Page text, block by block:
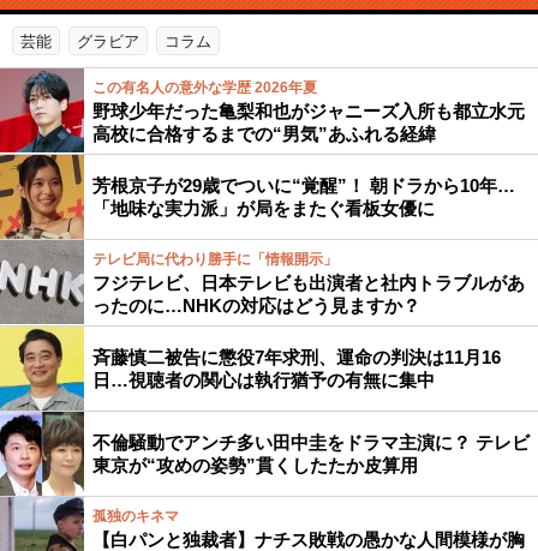
芸能 グラビア コラム
この有名人の意外な学歴 2026年夏
野球少年だった亀梨和也がジャニーズ入所も都立水元
高校に合格するまでの“男気”あふれる経緯
芳根京子が29歳でついに“覚醒”！ 朝ドラから10年…
「地味な実力派」が局をまたぐ看板女優に
テレビ局に代わり勝手に「情報開示」
フジテレビ、日本テレビも出演者と社内トラブルがあ
ったのに…NHKの対応はどう見ますか？
斉藤慎二被告に懲役7年求刑、運命の判決は11月16
日…視聴者の関心は執行猶予の有無に集中
不倫騒動でアンチ多い田中圭をドラマ主演に？ テレビ
東京が“攻めの姿勢”貫くしたたか皮算用
孤独のキネマ
【白パンと独裁者】ナチス敗戦の愚かな人間模様が胸